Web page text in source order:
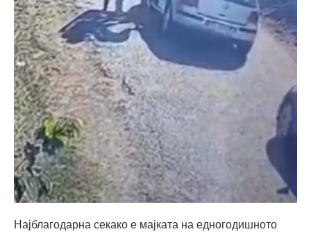
Најблагодарна секако е мајката на едногодишното